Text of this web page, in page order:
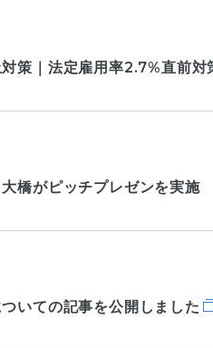
策｜法定雇用率2.7%直前対
橋がピッチプレゼンを実施
いての記事を公開しました